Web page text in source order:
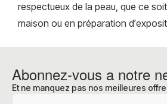
respectueux de la peau, que ce
maison ou en préparation
Abonnez-vous a notre
Et ne manquez pas nos meilleures